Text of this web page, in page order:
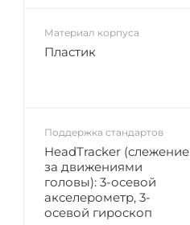
Материал корпуса
Пластик
Поддержка стандартов
HeadTracker (слежение
за движениями
головы): 3-осевой
акселерометр, 3-
осевой гироскоп